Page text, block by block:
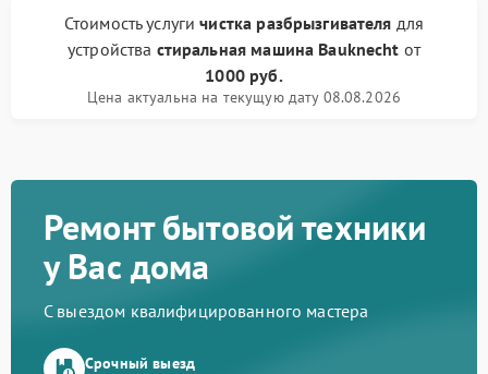
Стоимость услугичистка разбрызгивателя для
устройства стиральная машина Bauknecht от
1000 руб.
Цена актуальна на текущую дату 08.08.2026
Ремонт бытовой техники
у Вас дома
С выездом квалифицированного мастера
Срочный выезд